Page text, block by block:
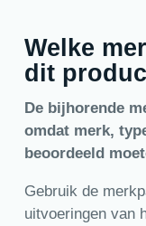
Welke
dit
De bijhorende
omdat merk,
beoordeeld
Gebruik de
uitvoeringen van